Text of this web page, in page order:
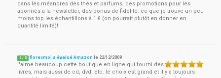
dans les méandres des thés et parfums, des promotions pour les
abonnés à la newsletter, des bonus de fidélité: ce que je trouve un peu
moins top les échantillons à 1 € (on pourrait plutôt en donner en
quantité limité)!
5 / 5 florecmoi a évalué Amazon le 22/12/2009
j'aime beaucoup cette boutique en ligne qui fourni des
livres, mais aussi de cd, dvd, etc. le choix est grand et il y a toujours